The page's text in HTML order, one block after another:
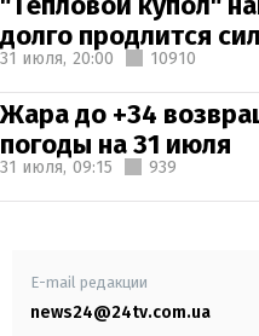
долго продлится
31 июля, 20:00 10910
Жара до +34
погоды на 31 июля
31 июля, 09:15 939
E-mail редакции
news24@24tv.com.ua